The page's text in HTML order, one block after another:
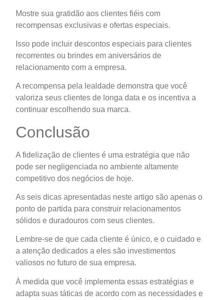
Mostre sua gratidão aos clientes fiéis com
recompensas exclusivas e ofertas especiais.
Isso pode incluir descontos especiais para clientes
recorrentes ou brindes em aniversários de
relacionamento com a empresa.
A recompensa pela lealdade demonstra que você
valoriza seus clientes de longa data e os incentiva a
continuar escolhendo sua marca.
Conclusão
A fidelização de clientes é uma estratégia que não
pode ser negligenciada no ambiente altamente
competitivo dos negócios de hoje.
As seis dicas apresentadas neste artigo são apenas o
ponto de partida para construir relacionamentos
sólidos e duradouros com seus clientes.
Lembre-se de que cada cliente é único, e o cuidado e
a atenção dedicados a eles são investimentos
valiosos no futuro de sua empresa.
À medida que você implementa essas estratégias e
adapta suas táticas de acordo com as necessidades e